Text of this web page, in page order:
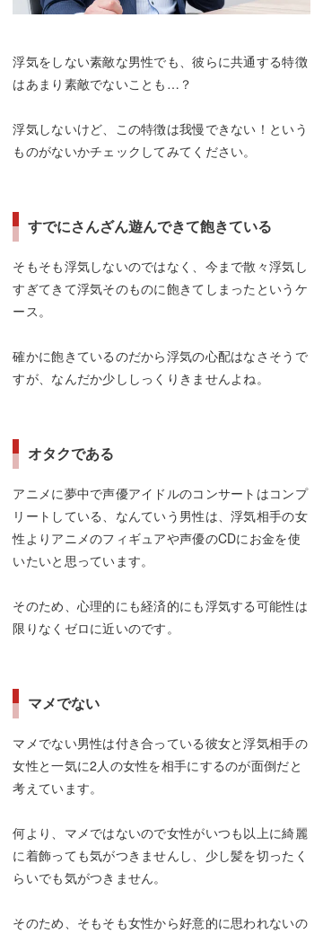
浮気をしない素敵な男性でも、彼らに共通する特徴
はあまり素敵でないことも…？
浮気しないけど、この特徴は我慢できない！という
ものがないかチェックしてみてください。
すでにさんざん遊んできて飽きている
そもそも浮気しないのではなく、今まで散々浮気し
すぎてきて浮気そのものに飽きてしまったというケ
ース。
確かに飽きているのだから浮気の心配はなさそうで
すが、なんだか少ししっくりきませんよね。
オタクである
アニメに夢中で声優アイドルのコンサートはコンプ
リートしている、なんていう男性は、浮気相手の女
性よりアニメのフィギュアや声優のCDにお金を使
いたいと思っています。
そのため、心理的にも経済的にも浮気する可能性は
限りなくゼロに近いのです。
マメでない
マメでない男性は付き合っている彼女と浮気相手の
女性と一気に2人の女性を相手にするのが面倒だと
考えています。
何より、マメではないので女性がいつも以上に綺麗
に着飾っても気がつきませんし、少し髪を切ったく
らいでも気がつきません。
そのため、そもそも女性から好意的に思われないの